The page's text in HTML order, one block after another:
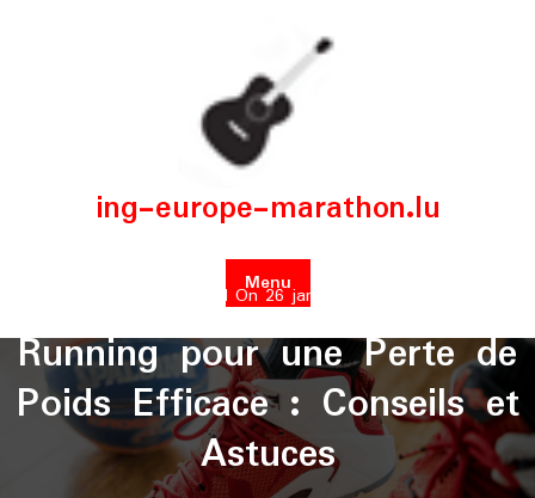
ing-europe-marathon.lu
Menu
Posted On 26 janvier 2025
Running pour une Perte de
Poids Efficace : Conseils et
Astuces